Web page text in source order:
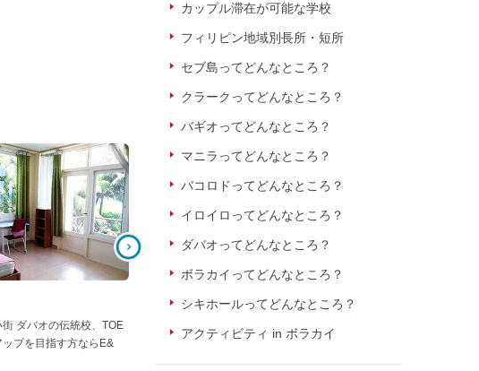
ダバオの伝統校、TOE
ップを目指す方ならE&
MK Education
抜群の治安を誇るイロイロの高級ヴ
学を！
豊富な試験対策コースと新
カップル滞在が可能な学校
フィリピン地域別長所・短所
セブ島ってどんなところ？
クラークってどんなところ？
バギオってどんなところ？
マニラってどんなところ？
バコロドってどんなところ？
イロイロってどんなところ？
ダバオってどんなところ？
ボラカイってどんなところ？
シキホールってどんなところ？
アクティビティ in ボラカイ